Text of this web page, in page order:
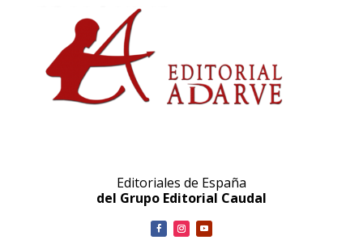
Editoriales de España
del Grupo Editorial Caudal